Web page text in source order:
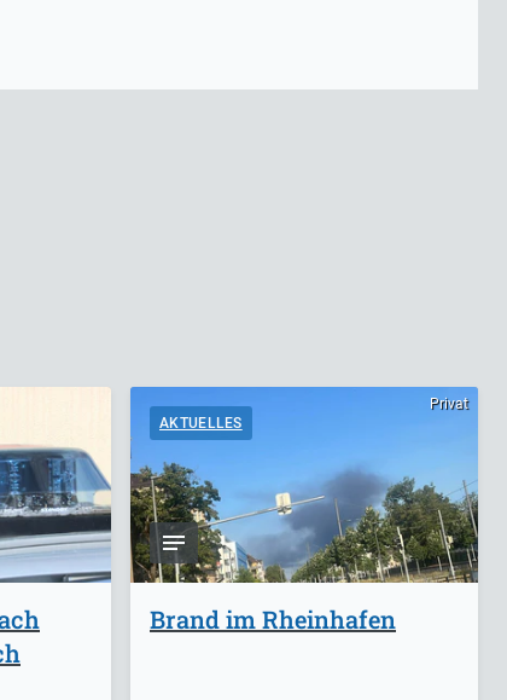
Privat
AKTUELLES
Brand im Rheinhafen